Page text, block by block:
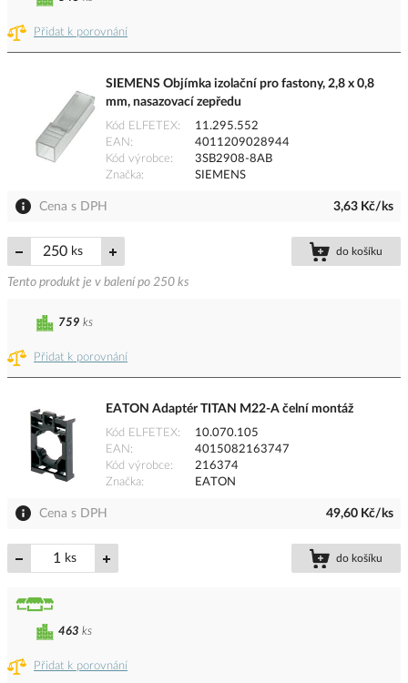
Přidat k porovnání
SIEMENS Objímka izolační pro fastony, 2,8 x 0,8
mm, nasazovací zepředu
Kód ELFETEX
11.295.552
EAN
4011209028944
Kód výrobce
3SB2908-8AB
Značka
SIEMENS
Cena s DPH 3,63 Kč/ks
ks do košíku
Tento produkt je v balení po 250 ks
Přidat k porovnání
759 ks
EATON Adaptér TITAN M22-A čelní montáž
Kód ELFETEX
10.070.105
EAN
4015082163747
Kód výrobce
216374
Značka
EATON
Cena s DPH 49,60 Kč/ks
ks do košíku
Přidat k porovnání
463 ks